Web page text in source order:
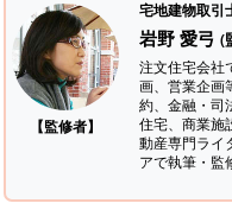
【監修者】
宅地建物取引
岩野 愛弓 (
注文住宅会社
画、営業企画
約、金融・司
住宅、商業施
動産専門ライ
アで執筆・監